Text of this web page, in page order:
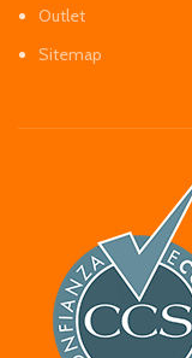
Outlet
Sitemap